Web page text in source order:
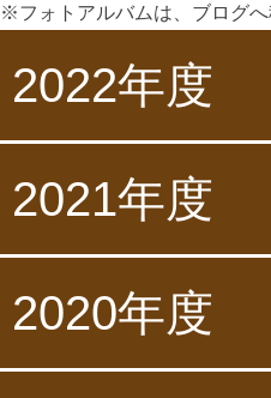
※フォトアルバムは、ブログへ
2022年度
2021年度
2020年度